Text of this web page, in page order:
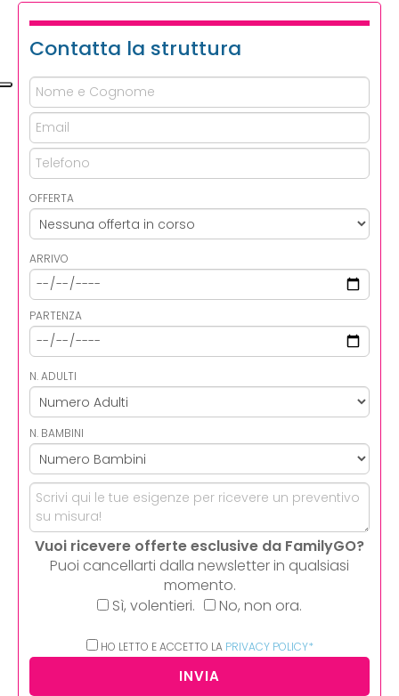
Contatta la struttura
OFFERTA
ARRIVO
PARTENZA
N. ADULTI
N. BAMBINI
Vuoi ricevere offerte esclusive da FamilyGO?
Puoi cancellarti dalla newsletter in qualsiasi
momento.
Sì, volentieri.
No, non ora.
HO LETTO E ACCETTO LA PRIVACY POLICY*